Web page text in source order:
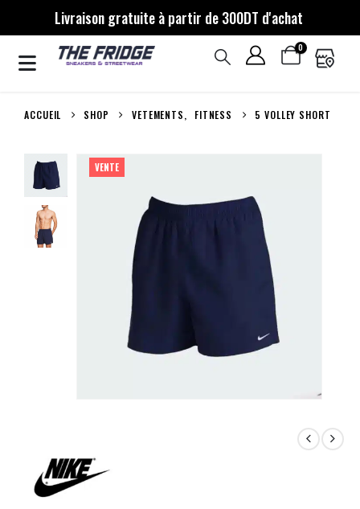
Livraison gratuite à partir de 300DT d'achat
0
ACCUEIL SHOP VETEMENTS, FITNESS 5 VOLLEY SHORT
VENTE